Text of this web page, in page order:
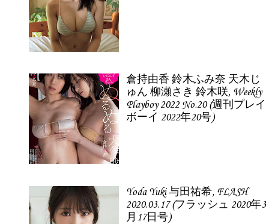
倉持由香 鈴木ふみ奈 天木じ
ゅん 柳瀬さき 鈴木咲, Weekly
Playboy 2022 No.20 (週刊プレイ
ボーイ 2022年20号)
Yoda Yuki 与田祐希, FLASH
2020.03.17 (フラッシュ 2020年3
月17日号)